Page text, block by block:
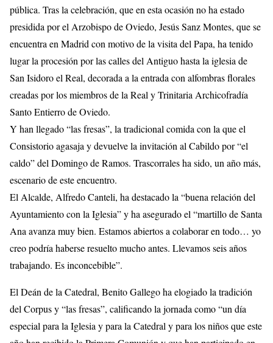
pública. Tras la celebración, que en esta ocasión no ha estado
presidida por el Arzobispo de Oviedo, Jesús Sanz Montes, que se
encuentra en Madrid con motivo de la visita del Papa, ha tenido
lugar la procesión por las calles del Antiguo hasta la iglesia de
San Isidoro el Real, decorada a la entrada con alfombras florales
creadas por los miembros de la Real y Trinitaria Archicofradía
Santo Entierro de Oviedo.
Y han llegado “las fresas”, la tradicional comida con la que el
Consistorio agasaja y devuelve la invitación al Cabildo por “el
caldo” del Domingo de Ramos. Trascorrales ha sido, un año más,
escenario de este encuentro.
El Alcalde, Alfredo Canteli, ha destacado la “buena relación del
Ayuntamiento con la Iglesia” y ha asegurado el “martillo de Santa
Ana avanza muy bien. Estamos abiertos a colaborar en todo… yo
creo podría haberse resuelto mucho antes. Llevamos seis años
trabajando. Es inconcebible”.
El Deán de la Catedral, Benito Gallego ha elogiado la tradición
del Corpus y “las fresas”, calificando la jornada como “un día
especial para la Iglesia y para la Catedral y para los niños que este